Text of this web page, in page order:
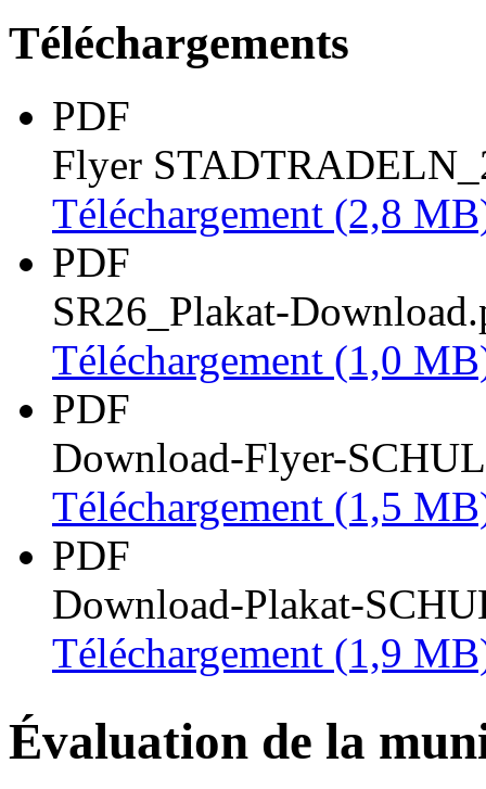
Téléchargements
PDF
Flyer
Téléchargement (2,8
PDF
SR26_Plakat-
Téléchargement (1,0
PDF
Download-Flyer-
Téléchargement (1,5
PDF
Download-Plakat-
Téléchargement (1,9
Évaluation de la